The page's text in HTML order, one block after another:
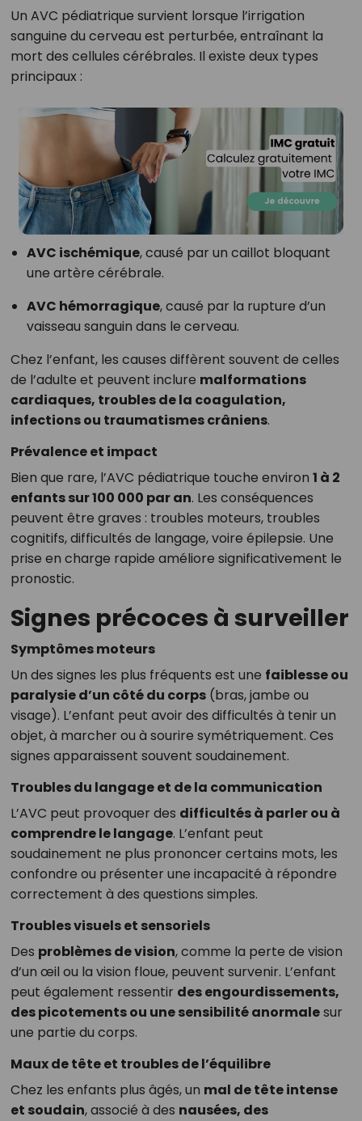
Un AVC pédiatrique survient lorsque l’irrigation
sanguine du cerveau est perturbée, entraînant la
mort des cellules cérébrales. Il existe deux types
principaux :
AVC ischémique, causé par un caillot bloquant
une artère cérébrale.
AVC hémorragique, causé par la rupture d’un
vaisseau sanguin dans le cerveau.
Chez l’enfant, les causes diffèrent souvent de celles
de l’adulte et peuvent inclure malformations
cardiaques, troubles de la coagulation,
infections ou traumatismes crâniens.
Prévalence et impact
Bien que rare, l’AVC pédiatrique touche environ 1 à 2
enfants sur 100 000 par an. Les conséquences
peuvent être graves : troubles moteurs, troubles
cognitifs, difficultés de langage, voire épilepsie. Une
prise en charge rapide améliore significativement le
pronostic.
Signes précoces à surveiller
Symptômes moteurs
Un des signes les plus fréquents est une faiblesse ou
paralysie d’un côté du corps(bras, jambe ou
visage). L’enfant peut avoir des difficultés à tenir un
objet, à marcher ou à sourire symétriquement. Ces
signes apparaissent souvent soudainement.
Troubles du langage et de la communication
L’AVC peut provoquer des difficultés à parler ou à
comprendre le langage. L’enfant peut
soudainement ne plus prononcer certains mots, les
confondre ou présenter une incapacité à répondre
correctement à des questions simples.
Troubles visuels et sensoriels
Des problèmes de vision, comme la perte de vision
d’un œil ou la vision floue, peuvent survenir. L’enfant
peut également ressentir des engourdissements,
des picotements ou une sensibilité anormalesur
une partie du corps.
Maux de tête et troubles de l’équilibre
Chez les enfants plus âgés, un mal de tête intense
et soudain, associé à des nausées, des